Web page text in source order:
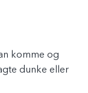
komme og
dunke eller